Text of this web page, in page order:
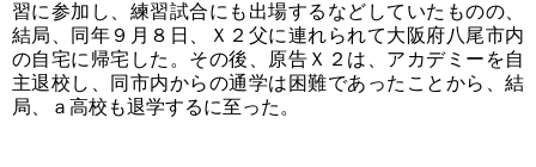
習に参加し、練習試合にも出場するなどしていたものの、
結局、同年９月８日、Ｘ２父に連れられて大阪府八尾市内
の自宅に帰宅した。その後、原告Ｘ２は、アカデミーを自
主退校し、同市内からの通学は困難であったことから、結
局、ａ高校も退学するに至った。